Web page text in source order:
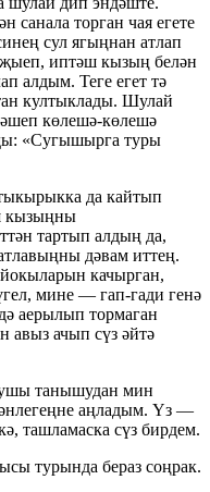
торган чая егете
сул ягыңнан атлап
җыеп, иптәш кызың белән
алдым. Теге егет тә
култыклады. Шулай
көлешә-көлешә
«Сугышырга туры
да кайтып
кызыңны
тартып алдың да,
дәвам иттең.
качырган,
мине — гап-гади генә
аерылып тормаган
ачып сүз әйтә
танышудан мин
аңладым. Үз —
ташламаска сүз бирдем.
турында бераз соңрак.